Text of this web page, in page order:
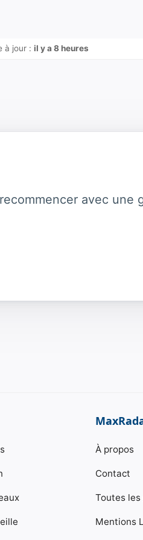
à jour : il y a 8 heures
avec une
À propos
Contact
Toutes les
Mentions